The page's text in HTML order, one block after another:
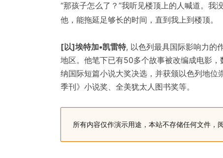
“那孩子怎么了？”我听见楼顶上的人喊道。我
他，能拖延足够长的时间，直到我上到楼顶。
[以]埃特加•凯雷特, 以色列最具国际影响力的
地区。他笔下已有50多个故事被改编成电影
纳国际短篇小说大奖决选，并获颁以色列地
季刊》小说奖、全美犹太人图书奖等。
所有内容仅作演示用途，本站不存储任何文件，